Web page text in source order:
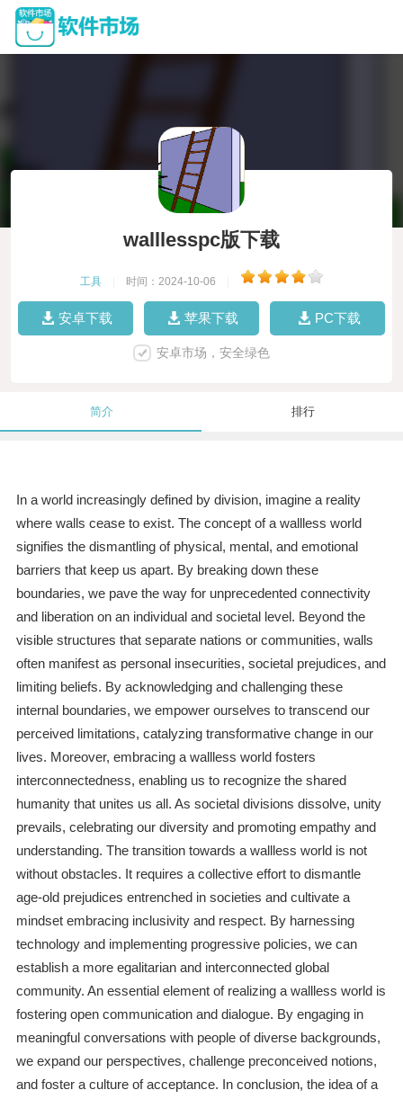
walllesspc版下载
工具 时间：2024-10-06
安卓下载 苹果下载 PC下载
安卓市场，安全绿色
简介 排行
In a world increasingly defined by division, imagine a reality
where walls cease to exist. The concept of a wallless world
signifies the dismantling of physical, mental, and emotional
barriers that keep us apart. By breaking down these
boundaries, we pave the way for unprecedented connectivity
and liberation on an individual and societal level. Beyond the
visible structures that separate nations or communities, walls
often manifest as personal insecurities, societal prejudices, and
limiting beliefs. By acknowledging and challenging these
internal boundaries, we empower ourselves to transcend our
perceived limitations, catalyzing transformative change in our
lives. Moreover, embracing a wallless world fosters
interconnectedness, enabling us to recognize the shared
humanity that unites us all. As societal divisions dissolve, unity
prevails, celebrating our diversity and promoting empathy and
understanding. The transition towards a wallless world is not
without obstacles. It requires a collective effort to dismantle
age-old prejudices entrenched in societies and cultivate a
mindset embracing inclusivity and respect. By harnessing
technology and implementing progressive policies, we can
establish a more egalitarian and interconnected global
community. An essential element of realizing a wallless world is
fostering open communication and dialogue. By engaging in
meaningful conversations with people of diverse backgrounds,
we expand our perspectives, challenge preconceived notions,
and foster a culture of acceptance. In conclusion, the idea of a